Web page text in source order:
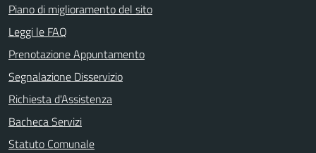
Piano di miglioramento del sito
Leggi le FAQ
Prenotazione Appuntamento
Segnalazione Disservizio
Richiesta d'Assistenza
Bacheca Servizi
Statuto Comunale